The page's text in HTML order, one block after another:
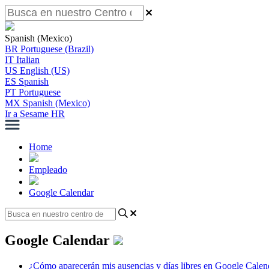
Spanish (Mexico)
BR Portuguese (Brazil)
IT Italian
US English (US)
ES Spanish
PT Portuguese
MX Spanish (Mexico)
Ir a Sesame HR
Home
Empleado
Google Calendar
Google Calendar
¿Cómo aparecerán mis ausencias y días libres en Google